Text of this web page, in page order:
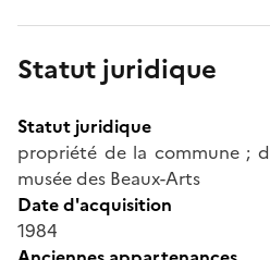
Statut juridique
Statut juridique
propriété de la commune ;
musée des Beaux-Arts
Date d'acquisition
1984